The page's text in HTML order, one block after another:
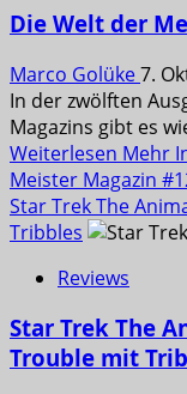
Die Welt der
Marco Golüke7.
In der zwölften
Magazins gibt es
Weiterlesen Mehr
Meister Magazin
Star Trek The
Tribbles
Reviews
Star Trek The
Trouble mit